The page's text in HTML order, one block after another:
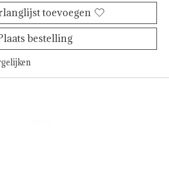
toevoegen
bestelling